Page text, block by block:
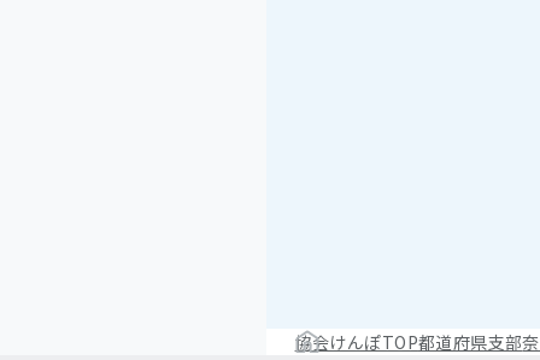
協会けんぽTOP都道府県支部